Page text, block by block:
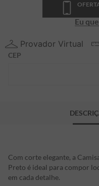
Eu
Provador Virtual
CEP
Com corte elegante, a
Preto é ideal para compor
em cada detalhe.